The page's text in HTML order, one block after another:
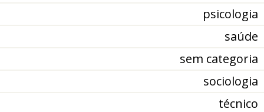
psicologia
saúde
sem categoria
sociologia
técnico